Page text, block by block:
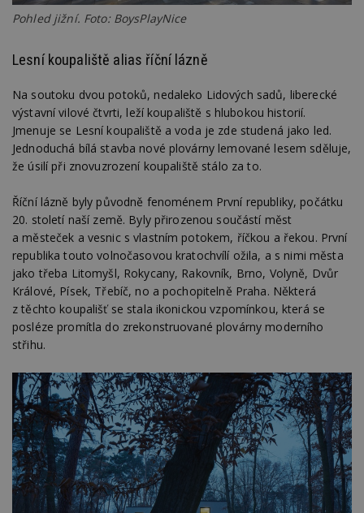
Pohled jižní. Foto: BoysPlayNice
Lesní koupaliště alias říční lázně
Na soutoku dvou potoků, nedaleko Lidových sadů, liberecké
výstavní vilové čtvrti, leží koupaliště s hlubokou historií.
Jmenuje se Lesní koupaliště a voda je zde studená jako led.
Jednoduchá bílá stavba nové plovárny lemované lesem sděluje,
že úsilí při znovuzrození koupaliště stálo za to.
Říční lázně byly původně fenoménem První republiky, počátku
20. století naší země. Byly přirozenou součástí měst
a městeček a vesnic s vlastním potokem, říčkou a řekou. První
republika touto volnočasovou kratochvílí ožila, a s nimi města
jako třeba Litomyšl, Rokycany, Rakovník, Brno, Volyně, Dvůr
Králové, Písek, Třebíč, no a pochopitelně Praha. Některá
z těchto koupališť se stala ikonickou vzpomínkou, která se
posléze promítla do zrekonstruované plovárny moderního
střihu.